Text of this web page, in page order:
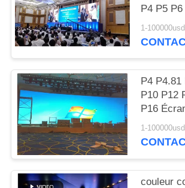
P4 P5
Vidéo
1-
P4
P10 P12
P16
couleur
la
1-
couleur